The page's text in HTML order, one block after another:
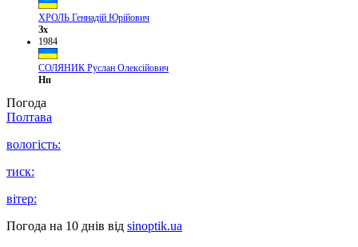
ХРОЛЬ Геннадій Юрійович
Зх
1984
СОЛЯНИК Руслан Олексійович
Нп
Погода
Полтава
вологість:
тиск:
вітер:
Погода на 10 днів від sinoptik.ua